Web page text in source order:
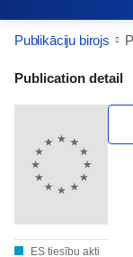
Publikāciju birojs
Publication
Publication detail
ES tiesību akti